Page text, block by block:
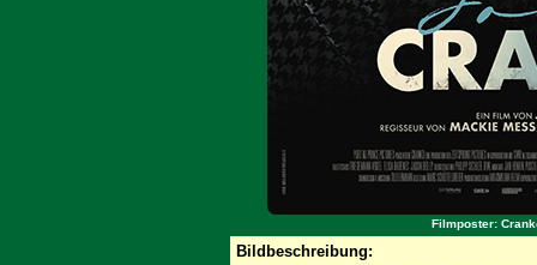
Filmposter:
Bildbeschreibung: